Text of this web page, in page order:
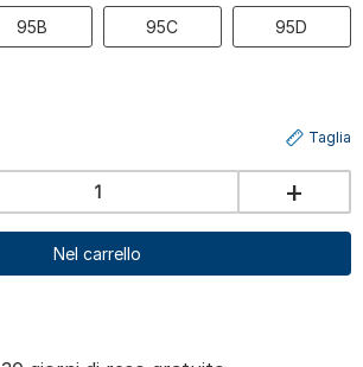
95B 95C 95D
Taglia
+
Nel carrello